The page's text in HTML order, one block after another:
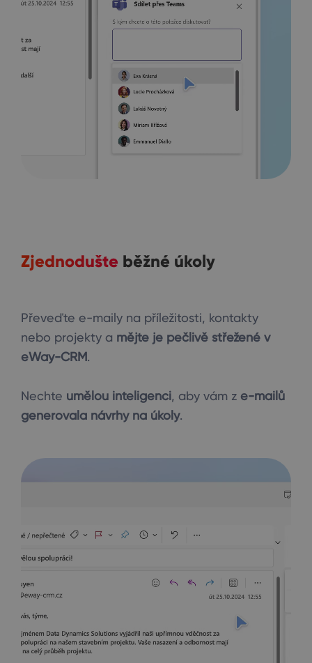
Zjednodušte běžné úkoly
Převeďte e-maily na příležitosti, kontakty
nebo projekty a mějte je pečlivě střežené v
eWay-CRM.
Nechte umělou inteligenci, aby vám z e-mailů
generovala návrhy na úkoly.